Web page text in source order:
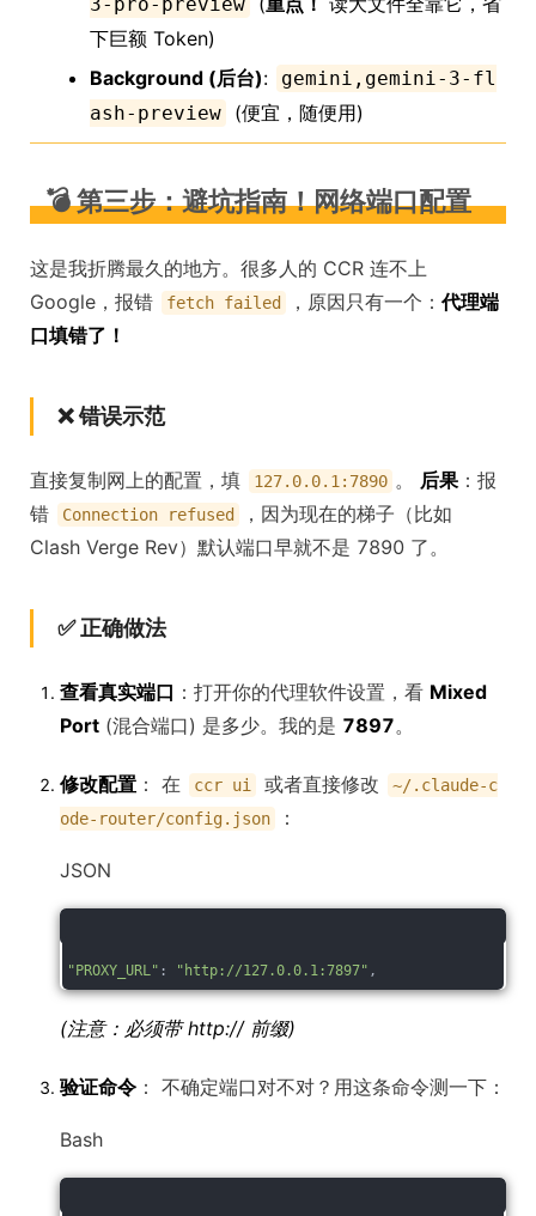
下巨额 Token)
Background (后台):
gemini,gemini-3-fl
ash-preview
(便宜，随便用)
💣 第三步：避坑指南！网络端口配置
这是我折腾最久的地方。很多人的 CCR 连不上
Google，报错
fetch failed ，原因只有一个：代理端
口填错了！
❌ 错误示范
直接复制网上的配置，填 127.0.0.1:7890 。 后果：报
错
Connection refused
，因为现在的梯子（比如
Clash Verge Rev）默认端口早就不是 7890 了。
✅ 正确做法
查看真实端口 ：打开你的代理软件设置，看 Mixed
Port (混合端口) 是多少。我的是 7897。
修改配置 ： 在 ccr ui 或者直接修改
~/.claude-c
ode-router/config.json
：
JSON
"PROXY_URL" : "http://127.0.0.1:7897" ,
(注意：必须带 http:// 前缀)
验证命令 ： 不确定端口对不对？用这条命令测一下：
Bash